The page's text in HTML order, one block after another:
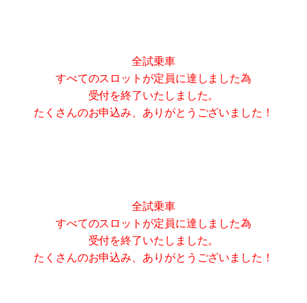
全試乗車
すべてのスロットが定員に達しました為
受付を終了いたしました。
たくさんのお申込み、ありがとうございました！
全試乗車
すべてのスロットが定員に達しました為
受付を終了いたしました。
たくさんのお申込み、ありがとうございました！